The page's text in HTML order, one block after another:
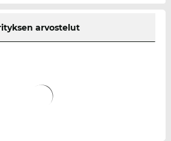
arvostelut